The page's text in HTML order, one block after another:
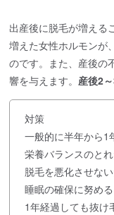
出産後に脱毛が増える
増えた女性ホルモンが
のです。また、産後の
響を与えます。産後2
対策
一般的に半年から1
栄養バランスのと
脱毛を悪化させな
睡眠の確保に努める
1年経過しても抜け